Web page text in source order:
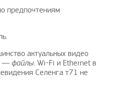
предпочтениям
актуальных видео
— файлы. Wi-Fi и Ethernet в
Селенга т71 не